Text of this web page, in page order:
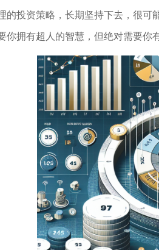
的投资策略，长期坚持下去，很可
你拥有超人的智慧，但绝对需要你